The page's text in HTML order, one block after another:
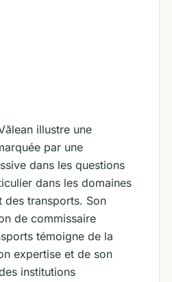
illustre une
par une
dans les questions
dans les domaines
des transports. Son
de commissaire
témoigne de la
expertise et de son
institutions